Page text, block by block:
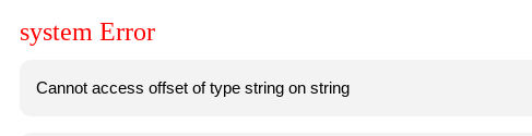
system Error
Cannot access offset of type string on string